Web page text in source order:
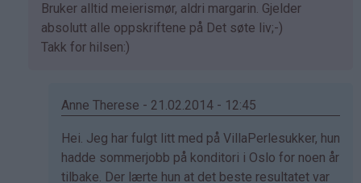
Som
svar
på
(ikke
Bruker alltid meierismør, aldri margarin. Gjelder
absolutt alle oppskriftene på Det søte liv;-)
Takk for hilsen:)
Anne Therese - 21.02.2014 - 12:45
Som
svar
på
Hei. Jeg har fulgt litt med på VillaPerlesukker, hun
hadde sommerjobb på konditori i Oslo for noen år
tilbake. Der lærte hun at det beste resultatet var